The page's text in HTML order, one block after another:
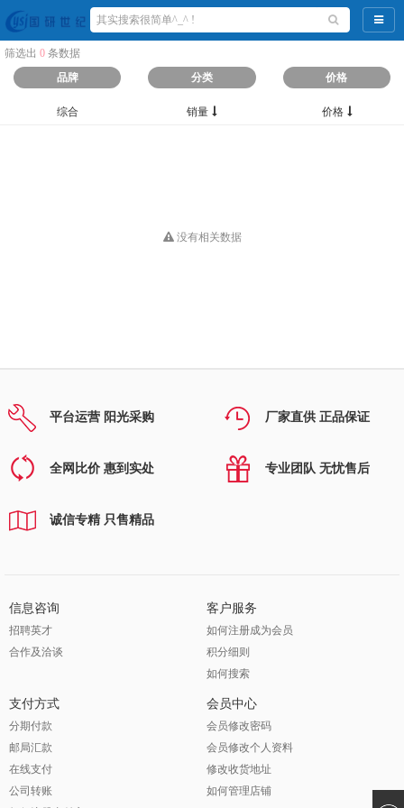
导航
筛选出 0 条数据
品牌
分类 价格
综合 销量 价格
没有相关数据
平台运营 阳光采购 厂家直供 正品保证
全网比价 惠到实处 专业团队 无忧售后
诚信专精 只售精品
信息咨询
招聘英才
合作及洽谈
客户服务
如何注册成为会员
积分细则
如何搜索
支付方式
分期付款
邮局汇款
在线支付
公司转账
会员中心
会员修改密码
会员修改个人资料
修改收货地址
如何管理店铺